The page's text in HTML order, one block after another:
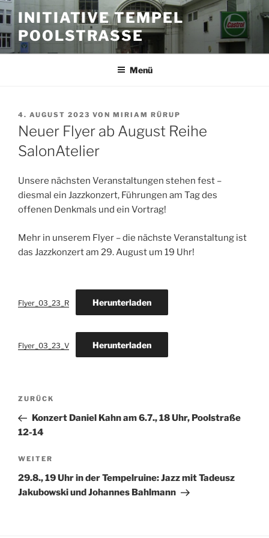
Zum
Inhalt
springen
INITIATIVE TEMPEL
POOLSTRASSE
Menü
VERÖFFENTLICHT
AM
4. AUGUST 2023 VON MIRIAM RÜRUP
Neuer Flyer ab August Reihe
SalonAtelier
Unsere nächsten Veranstaltungen stehen fest –
diesmal ein Jazzkonzert, Führungen am Tag des
offenen Denkmals und ein Vortrag!
Mehr in unserem Flyer – die nächste Veranstaltung ist
das Jazzkonzert am 29. August um 19 Uhr!
Flyer_03_23_R Herunterladen
Flyer_03_23_V Herunterladen
Beitragsnavigation
Vorheriger
Beitrag
ZURÜCK
Konzert Daniel Kahn am 6.7., 18 Uhr, Poolstraße
12-14
Nächster
Beitrag
WEITER
29.8., 19 Uhr in der Tempelruine: Jazz mit Tadeusz
Jakubowski und Johannes Bahlmann